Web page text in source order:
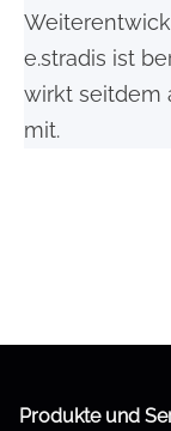
e.stradis ist
wirkt seitdem
mit.
Produkte und